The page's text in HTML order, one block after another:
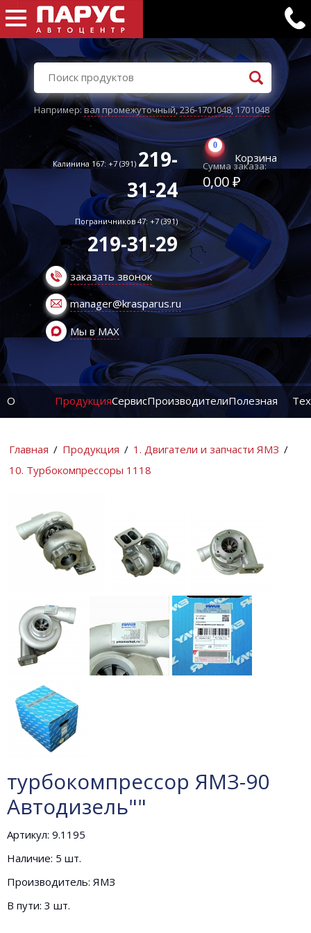
Например:вал промежуточный,236-1701048,1701048
Калинина 167: +7 (391) 219-
31-24
Пограничников 47: +7 (391)
219-31-29
заказать звонок
manager@krasparus.ru
Мы в MAX
0
Корзина
Сумма заказа:
0,00 ₽
О ПродукцияСервисПроизводителиПолезная
Главная / Продукция / 1. Двигатели и запчасти ЯМЗ /
10. Турбокомпрессоры 1118
турбокомпрессор ЯМЗ-90
Автодизель""
Артикул: 9.1195
Наличие: 5 шт.
Производитель: ЯМЗ
В пути: 3 шт.